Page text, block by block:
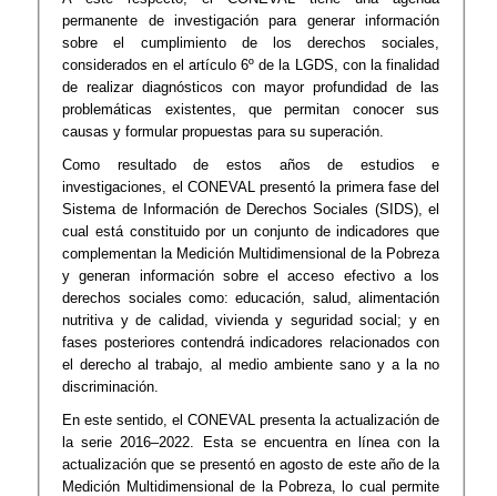
permanente de investigación para generar información
sobre el cumplimiento de los derechos sociales,
considerados en el artículo 6º de la LGDS, con la finalidad
de realizar diagnósticos con mayor profundidad de las
problemáticas existentes, que permitan conocer sus
causas y formular propuestas para su superación.
Como resultado de estos años de estudios e
investigaciones, el CONEVAL presentó la primera fase del
Sistema de Información de Derechos Sociales (SIDS), el
cual está constituido por un conjunto de indicadores que
complementan la Medición Multidimensional de la Pobreza
y generan información sobre el acceso efectivo a los
derechos sociales como: educación, salud, alimentación
nutritiva y de calidad, vivienda y seguridad social; y en
fases posteriores contendrá indicadores relacionados con
el derecho al trabajo, al medio ambiente sano y a la no
discriminación.
En este sentido, el CONEVAL presenta la actualización de
la serie 2016–2022. Esta se encuentra en línea con la
actualización que se presentó en agosto de este año de la
Medición Multidimensional de la Pobreza, lo cual permite